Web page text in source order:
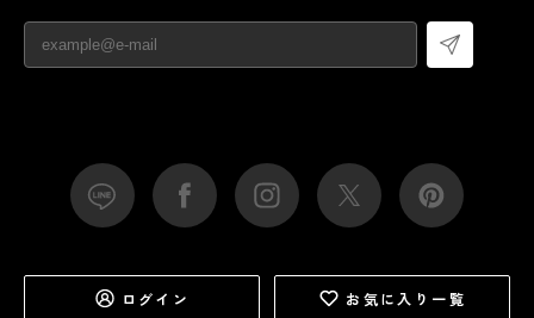
ログイン お気に入り一覧